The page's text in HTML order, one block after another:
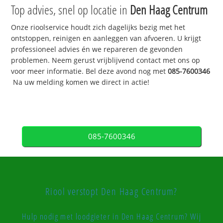
Top advies, snel op locatie in Den Haag Centrum
Onze rioolservice houdt zich dagelijks bezig met het
ontstoppen, reinigen en aanleggen van afvoeren. U krijgt
professioneel advies én we repareren de gevonden
problemen. Neem gerust vrijblijvend contact met ons op
voor meer informatie. Bel deze avond nog met085-7600346
Na uw melding komen we direct in actie!
085-7600346
Riool verstopt Den Haag Centrum?
Hulp nodig met loodgieter in Den Haag Centrum? Wij